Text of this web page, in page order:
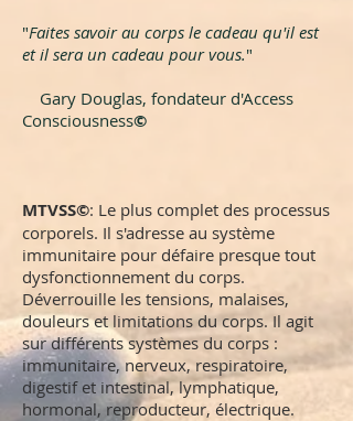
"Faites savoir au corps le cadeau qu'il est
et il sera un cadeau pour vous."
Gary Douglas, fondateur d'Access
Consciousness©
MTVSS©: Le plus complet des processus
corporels. Il s'adresse au système
immunitaire pour défaire presque tout
dysfonctionnement du corps.
Déverrouille les tensions, malaises,
douleurs et limitations du corps. Il agit
sur différents systèmes du corps :
immunitaire, nerveux, respiratoire,
digestif et intestinal, lymphatique,
hormonal, reproducteur, électrique.